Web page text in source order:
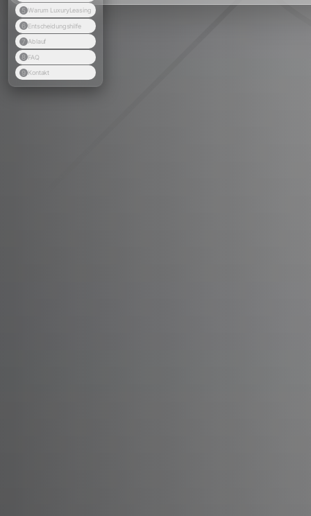
5 Warum LuxuryLeasing
6 Entscheidungshilfe
7 Ablauf
8 FAQ
9 Kontakt